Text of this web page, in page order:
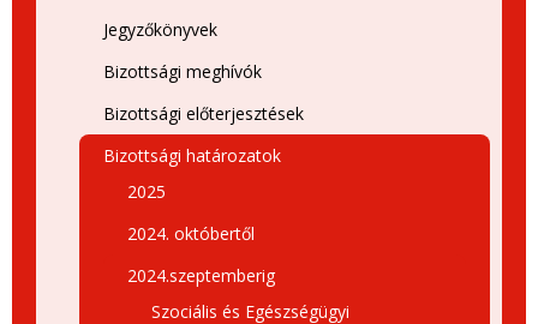
Jegyzőkönyvek
Bizottsági meghívók
Bizottsági előterjesztések
Bizottsági határozatok
2025
2024. októbertől
2024.szeptemberig
Szociális és Egészségügyi